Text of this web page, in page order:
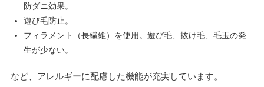
防ダニ効果。
遊び毛防止。
フィラメント（長繊維）を使用。遊び毛、抜け毛、毛玉の発
生が少ない。
など、アレルギーに配慮した機能が充実しています。